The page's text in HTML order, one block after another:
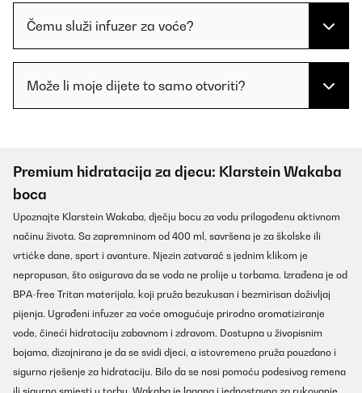
Čemu služi infuzer za voće?
Može li moje dijete to samo otvoriti?
Premium hidratacija za djecu: Klarstein Wakaba
boca
Upoznajte Klarstein Wakaba, dječju bocu za vodu prilagođenu aktivnom
načinu života. Sa zapremninom od 400 ml, savršena je za školske ili
vrtićke dane, sport i avanture. Njezin zatvarač s jednim klikom je
nepropusan, što osigurava da se voda ne prolije u torbama. Izrađena je od
BPA-free Tritan materijala, koji pruža bezukusan i bezmirisan doživljaj
pijenja. Ugrađeni infuzer za voće omogućuje prirodno aromatiziranje
vode, čineći hidrataciju zabavnom i zdravom. Dostupna u živopisnim
bojama, dizajnirana je da se svidi djeci, a istovremeno pruža pouzdano i
sigurno rješenje za hidrataciju. Bilo da se nosi pomoću podesivog remena